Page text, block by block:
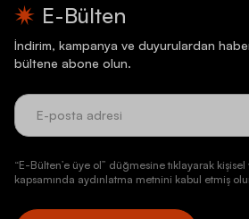
E-Bülten
İndirim, kampanya ve duyurulardan
bültene abone olun.
“E-Bülten’e üye ol” düğmesine tıklayarak
kapsamında aydınlatma metnini kabul etmiş